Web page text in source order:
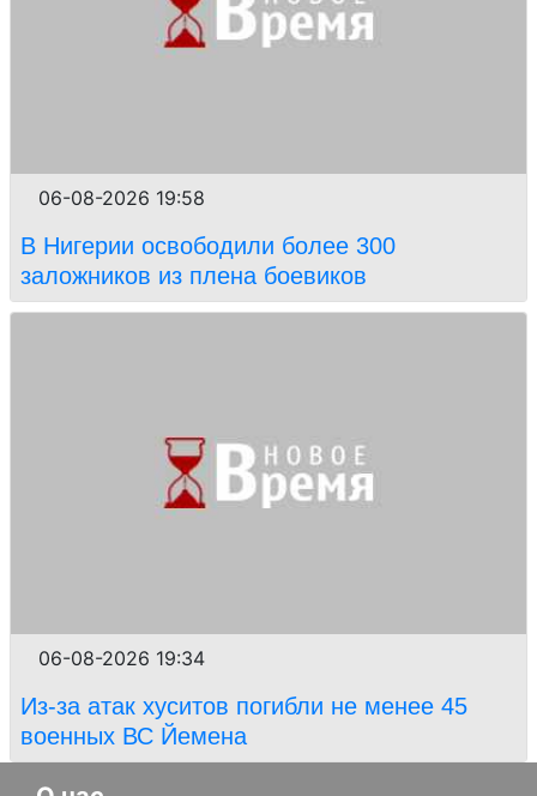
06-08-2026 19:58
В Нигерии освободили более 300
заложников из плена боевиков
06-08-2026 19:34
Из-за атак хуситов погибли не менее 45
военных ВС Йемена